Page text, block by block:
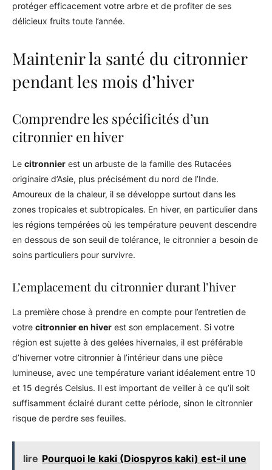
protéger efficacement votre arbre et de profiter de ses
délicieux fruits toute l’année.
Maintenir la santé du citronnier
pendant les mois d’hiver
Comprendre les spécificités d’un
citronnier en hiver
Le citronnier est un arbuste de la famille des Rutacées
originaire d’Asie, plus précisément du nord de l’Inde.
Amoureux de la chaleur, il se développe surtout dans les
zones tropicales et subtropicales. En hiver, en particulier dans
les régions tempérées où les température peuvent descendre
en dessous de son seuil de tolérance, le citronnier a besoin de
soins particuliers pour survivre.
L’emplacement du citronnier durant l’hiver
La première chose à prendre en compte pour l’entretien de
votre citronnier en hiver est son emplacement. Si votre
région est sujette à des gelées hivernales, il est préférable
d’hiverner votre citronnier à l’intérieur dans une pièce
lumineuse, avec une température variant idéalement entre 10
et 15 degrés Celsius. Il est important de veiller à ce qu’il soit
suffisamment éclairé durant cette période, sinon le citronnier
risque de perdre ses feuilles.
lire Pourquoi le kaki (Diospyros kaki) est-il une